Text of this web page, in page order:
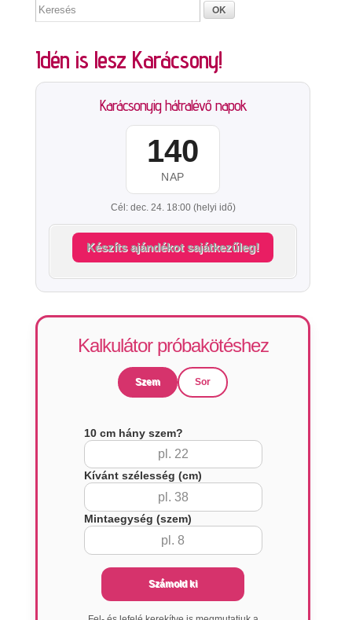
Idén is lesz Karácsony!
Karácsonyig hátralévő napok
140
NAP
Cél: dec. 24. 18:00 (helyi idő)
Készíts ajándékot sajátkezűleg!
Kalkulátor próbakötéshez
Szem Sor
10 cm hány szem?
Kívánt szélesség (cm)
Mintaegység (szem)
Számold ki